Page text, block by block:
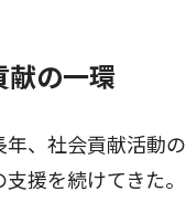
献の一環
、社会貢献活動
支援を続けてきた